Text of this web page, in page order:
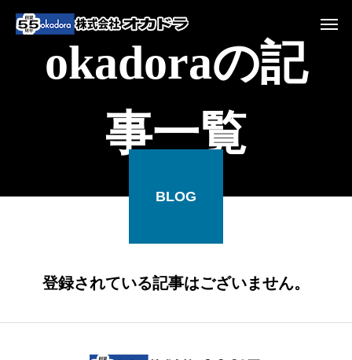
okadoraの記
事一覧
BLOG
登録されている記事はございません。